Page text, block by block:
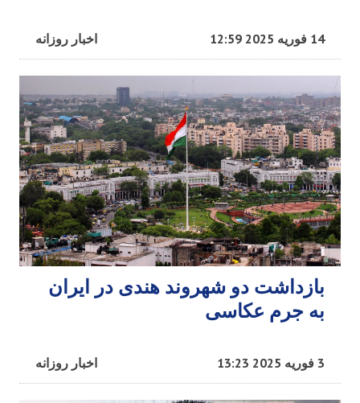
اخبار روزانه 14 فوریه 2025 12:59
بازداشت دو شهروند هندی در ایران
به جرم عکاسی
اخبار روزانه 3 فوریه 2025 13:23